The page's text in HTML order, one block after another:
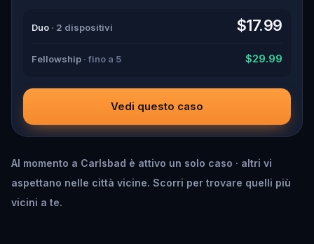
Duo · 2 dispositivi $17.99
Fellowship · fino a 5 $29.99
Vedi questo caso
Al momento a Carlsbad è attivo un solo caso · altri vi
aspettano nelle città vicine. Scorri per trovare quelli più
vicini a te.